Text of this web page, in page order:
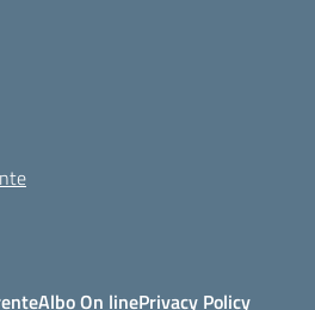
Albo On linePrivacy Policy